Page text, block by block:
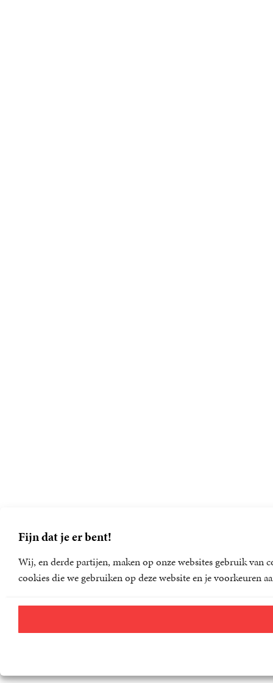
Fijn dat je er bent!
Wij, en derde partijen, maken op onze websites gebruik van
cookies die we gebruiken op deze website en je voorkeuren